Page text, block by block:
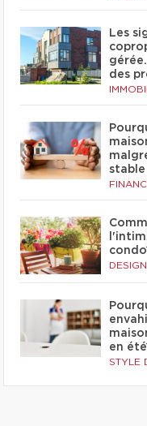
Les
des
stable
DESIGN
en
STYLE